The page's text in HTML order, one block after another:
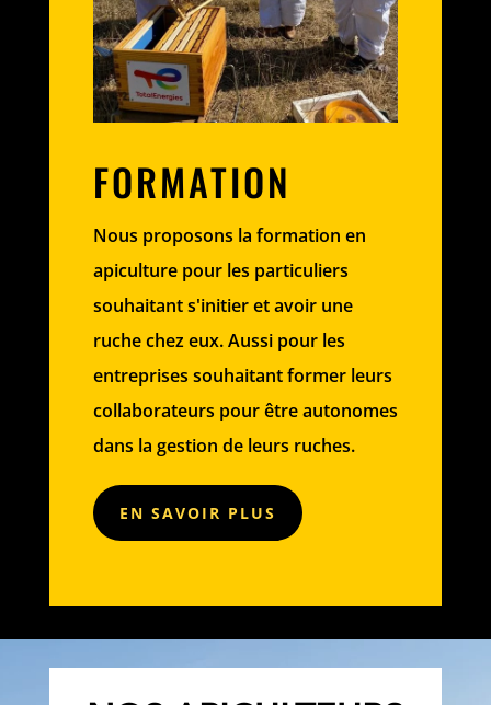
FORMATION
Nous proposons la formation en
apiculture pour les particuliers
souhaitant s'initier et avoir une
ruche chez eux. Aussi pour les
entreprises souhaitant former leurs
collaborateurs pour être autonomes
dans la gestion de leurs ruches.
EN SAVOIR PLUS